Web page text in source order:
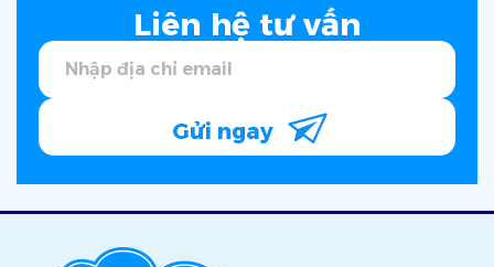
Liên hệ tư vấn
Gửi ngay